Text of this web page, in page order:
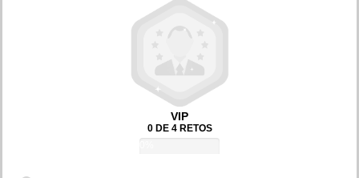
VIP
0 DE 4 RETOS